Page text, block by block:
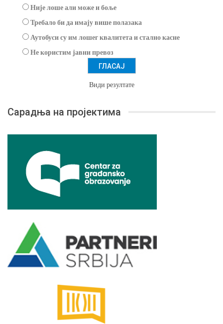
Није лоше али може и боље
Требало би да имају више полазака
Аутобуси су им лошег квалитета и стално касне
Не користим јавни превоз
Види резултате
Сарадња на пројектима